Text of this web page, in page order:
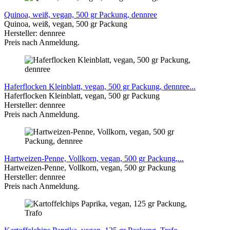
Quinoa, weiß, vegan, 500 gr Packung, dennree
Quinoa, weiß, vegan, 500 gr Packung
Hersteller: dennree
Preis nach Anmeldung.
Haferflocken Kleinblatt, vegan, 500 gr Packung, dennree...
Haferflocken Kleinblatt, vegan, 500 gr Packung
Hersteller: dennree
Preis nach Anmeldung.
Hartweizen-Penne, Vollkorn, vegan, 500 gr Packung,...
Hartweizen-Penne, Vollkorn, vegan, 500 gr Packung
Hersteller: dennree
Preis nach Anmeldung.